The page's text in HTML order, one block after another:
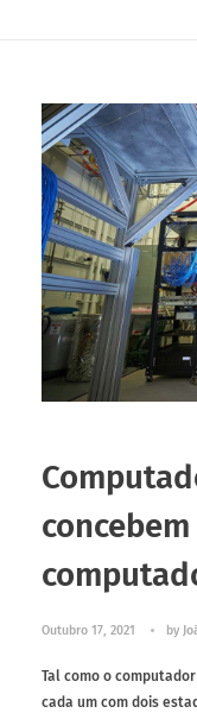
Outubro 17, 2021 by
Tal como o
cada um com dois